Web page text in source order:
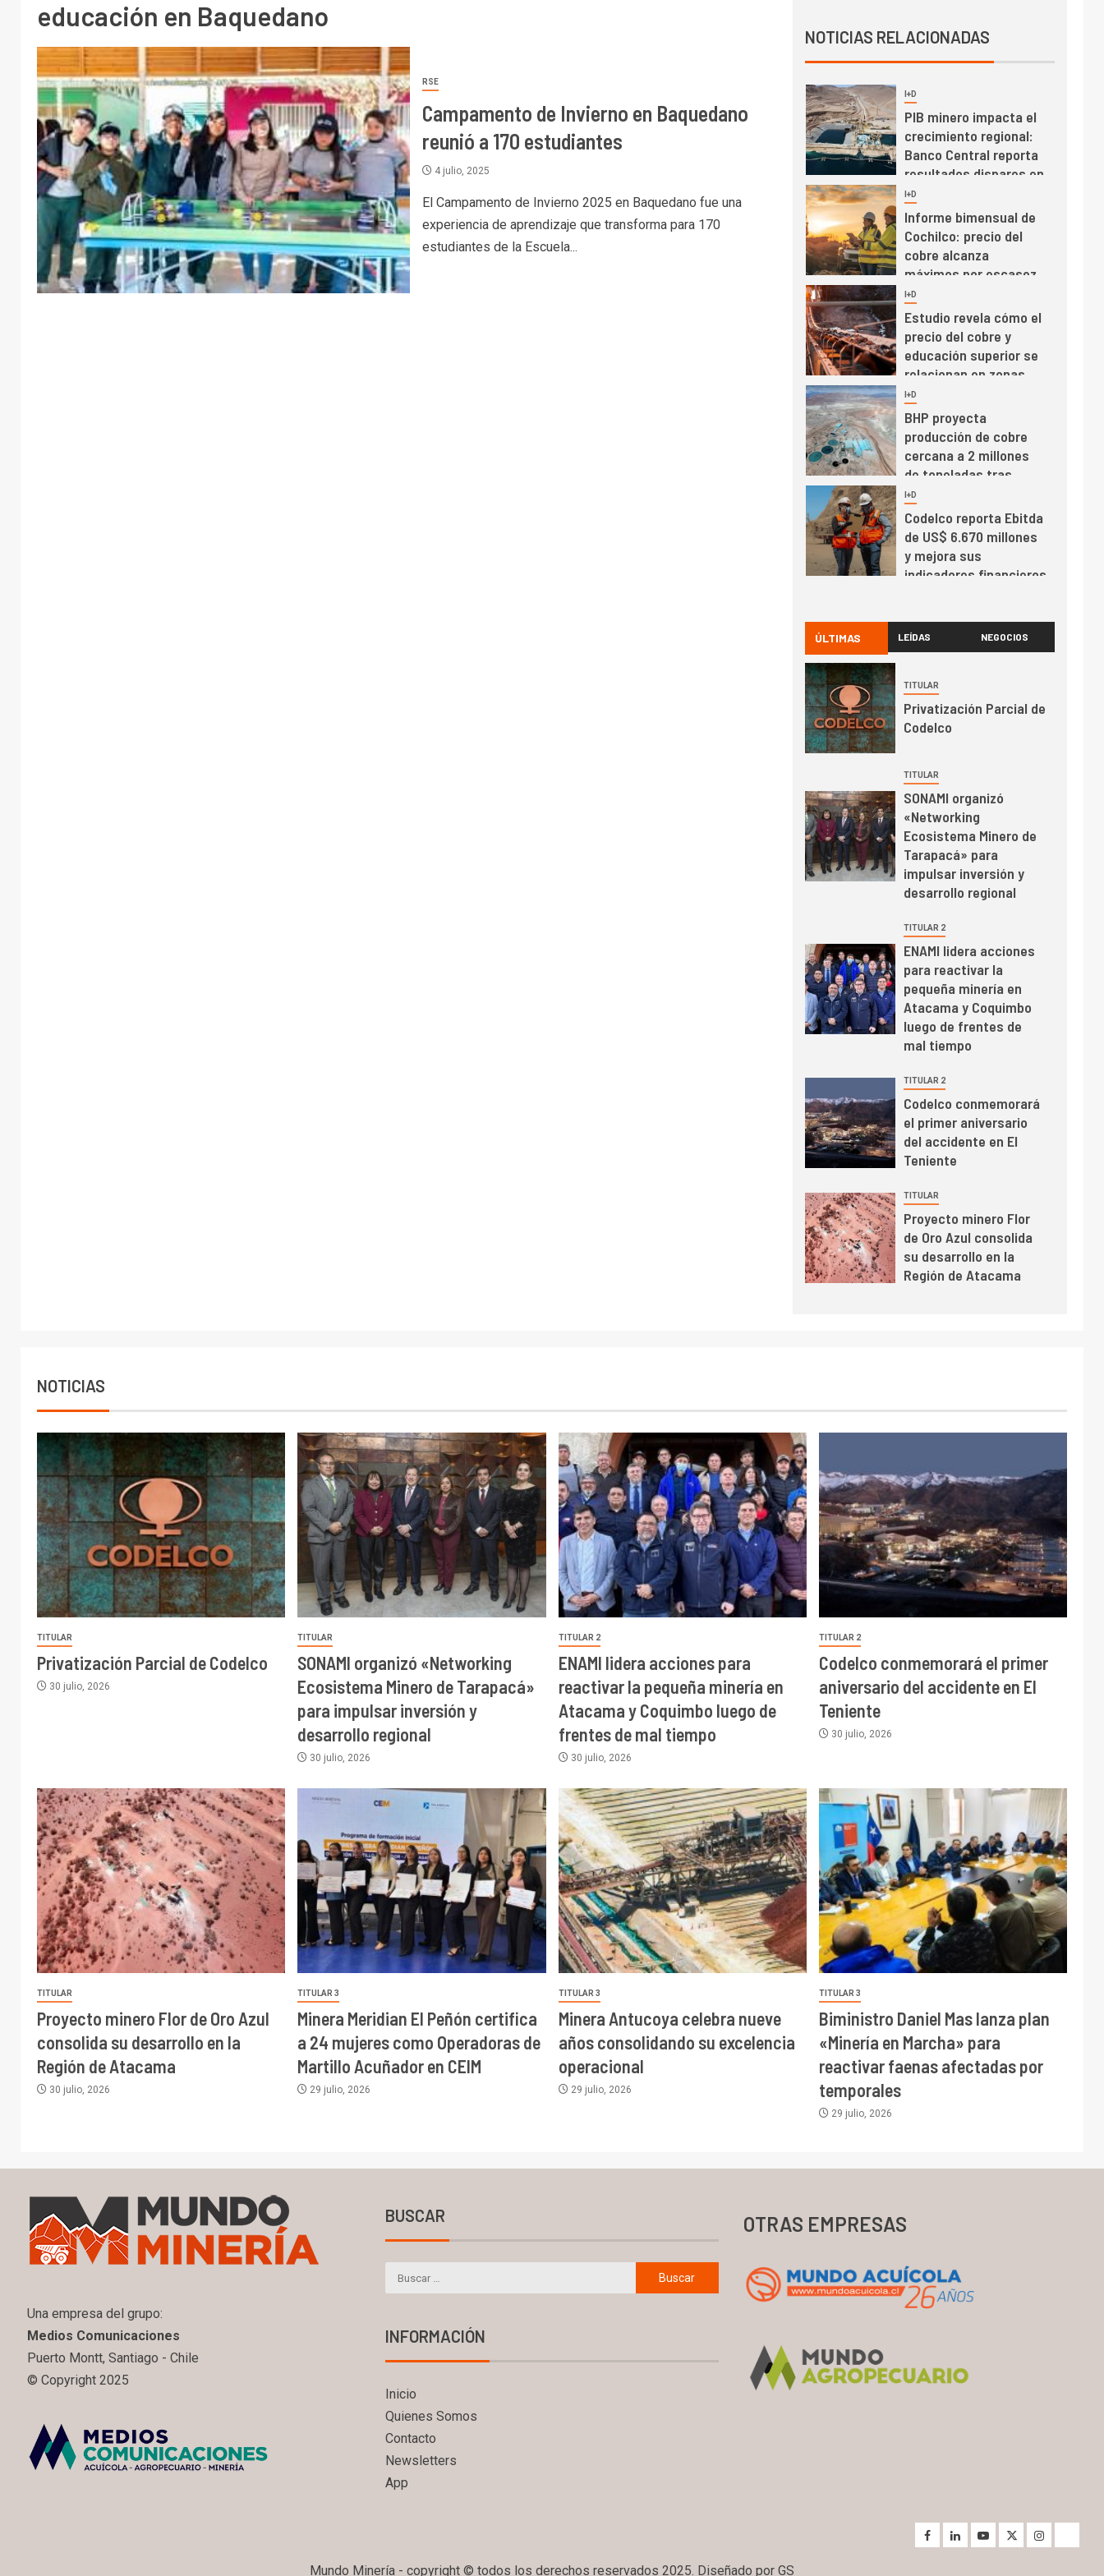
educación en Baquedano
RSE
Campamento de Invierno en Baquedano
reunió a 170 estudiantes
4 julio, 2025
El Campamento de Invierno 2025 en Baquedano fue una
experiencia de aprendizaje que transforma para 170
estudiantes de la Escuela...
NOTICIAS RELACIONADAS
mayo de 2026 cae
10,6%
3 I+D
PIB minero impacta el
crecimiento regional:
Banco Central reporta
resultados dispares en
el primer trimestre
4 I+D
Informe bimensual de
Cochilco: precio del
cobre alcanza
máximos por escasez
de concentrados
5 I+D
Estudio revela cómo el
precio del cobre y
educación superior se
relacionan en zonas
mineras
6 I+D
BHP proyecta
producción de cobre
cercana a 2 millones
de toneladas tras
récord en Escondida
I+D
Codelco reporta Ebitda
de US$ 6.670 millones
y mejora sus
indicadores financieros
Codelco Ventanas
prueba camión 100%
eléctrico para
Puerto de San Antonio
2
Producción minera en
3 I+D
PIB minero impacta el
crecimiento regional:
Banco Central reporta
resultados dispares en
el primer trimestre
I+D
Cochilco: precio del
cobre alcanza
máximos por escasez
de concentrados
5 I+D
Estudio revela cómo el
precio del cobre y
educación superior se
relacionan en zonas
mineras
6
BHP proyecta
producción de cobre
cercana a 2 millones
récord en Escondida
7 I+D
Codelco reporta Ebitda
de US$ 6.670 millones
y mejora sus
indicadores financieros
ÚLTIMAS LEÍDAS NEGOCIOS
TITULAR
Privatización Parcial de
Codelco
TITULAR
SONAMI organizó
«Networking
Ecosistema Minero de
Tarapacá» para
impulsar inversión y
desarrollo regional
TITULAR 2
ENAMI lidera acciones
para reactivar la
pequeña minería en
Atacama y Coquimbo
luego de frentes de
mal tiempo
TITULAR 2
Codelco conmemorará
el primer aniversario
del accidente en El
Teniente
TITULAR
Proyecto minero Flor
de Oro Azul consolida
su desarrollo en la
Región de Atacama
NOTICIAS
TITULAR
Privatización Parcial de Codelco
30 julio, 2026
TITULAR
SONAMI organizó «Networking
Ecosistema Minero de Tarapacá»
para impulsar inversión y
desarrollo regional
30 julio, 2026
TITULAR 2
ENAMI lidera acciones para
reactivar la pequeña minería en
Atacama y Coquimbo luego de
frentes de mal tiempo
30 julio, 2026
TITULAR 2
Codelco conmemorará el primer
aniversario del accidente en El
Teniente
30 julio, 2026
TITULAR
Proyecto minero Flor de Oro Azul
consolida su desarrollo en la
Región de Atacama
30 julio, 2026
TITULAR 3
Minera Meridian El Peñón certifica
a 24 mujeres como Operadoras de
Martillo Acuñador en CEIM
29 julio, 2026
TITULAR 3
Minera Antucoya celebra nueve
años consolidando su excelencia
operacional
29 julio, 2026
TITULAR 3
Biministro Daniel Mas lanza plan
«Minería en Marcha» para
reactivar faenas afectadas por
temporales
29 julio, 2026
Una empresa del grupo:
Medios Comunicaciones
Puerto Montt, Santiago - Chile
© Copyright 2025
BUSCAR
INFORMACIÓN
Inicio
Quienes Somos
Contacto
Newsletters
App
OTRAS EMPRESAS
Mundo Minería - copyright © todos los derechos reservados 2025. Diseñado por GS